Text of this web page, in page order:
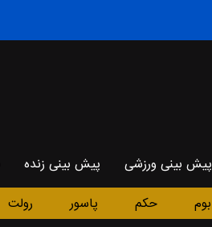
پیش بینی ورزشی پیش بینی زنده
بوم حکم پاسور رولت